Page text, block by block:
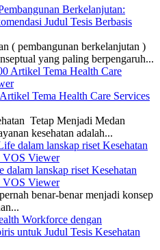
Berkelanjutan:
Judul Tesis Berbasis
( pembangunan berkelanjutan )
yang paling berpengaruh...
Tema Health Care Services
Tetap Menjadi Medan
kesehatan adalah...
lanskap riset Kesehatan
VOS Viewer
benar-benar menjadi konsep